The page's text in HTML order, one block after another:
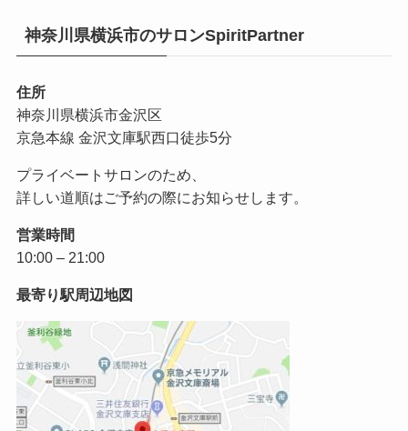
神奈川県横浜市のサロンSpiritPartner
住所
神奈川県横浜市金沢区
京急本線 金沢文庫駅西口徒歩5分
プライベートサロンのため、
詳しい道順はご予約の際にお知らせします。
営業時間
10:00 – 21:00
最寄り駅周辺地図